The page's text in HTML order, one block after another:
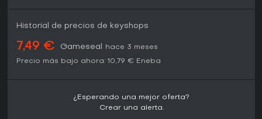
Historial de precios de keyshops
7,49 € Gameseal
hace 3 meses
Precio más bajo ahora: 10,79 € Eneba
¿Esperando una mejor oferta?
Crear una alerta.